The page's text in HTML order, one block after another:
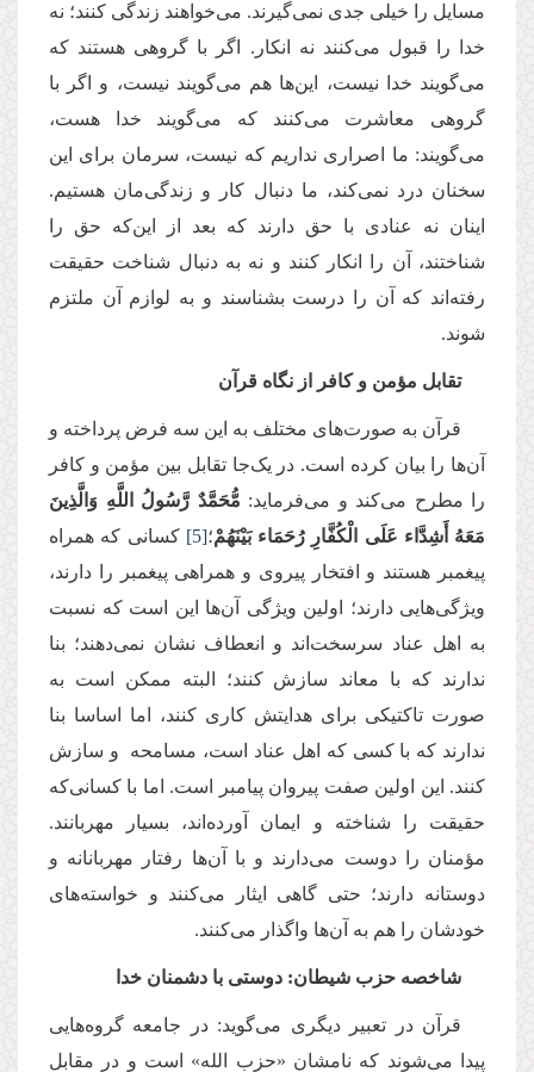
مسایل را خیلی جدی نمی‌گیرند. می‌خواهند زندگی کنند؛ نه
خدا را قبول می‌کنند نه انکار. اگر با گروهی هستند که
می‌گویند خدا نیست، این‌ها هم می‌گویند نیست، و اگر با
گروهی معاشرت می‌کنند که می‌گویند خدا هست،
می‌گویند: ما اصراری نداریم که نیست، سرمان برای این
سخنان درد نمی‌کند، ما دنبال کار و زندگی‌مان هستیم.
اینان نه عنادی با حق دارند که بعد از این‌که حق را
شناختند، آن را انکار کنند و نه به دنبال شناخت حقیقت
رفته‌اند که آن را درست بشناسند و به لوازم آن ملتزم
شوند.
تقابل مؤمن و کافر از نگاه قرآن
قرآن به صورت‌های مختلف به این سه فرض پرداخته و
آن‌‌ها را بیان کرده است. در یک‌جا تقابل بین مؤمن و کافر
را مطرح می‌کند و می‌فرماید: مُّحَمَّدٌ رَّسُولُ اللَّهِ وَالَّذِینَ
مَعَهُ أَشِدَّاء عَلَى الْكُفَّارِ رُحَمَاء بَیْنَهُمْ؛[5] کسانی که همراه
پیغمبر هستند و افتخار پیروی و همراهی پیغمبر را دارند،
ویژگی‌هایی دارند؛ اولین ویژگی آن‌ها این است که نسبت
به اهل عناد سرسخت‌اند و انعطاف نشان نمی‌دهند؛ بنا
ندارند که با معاند سازش کنند؛ البته ممکن است به
صورت تاکتیکی برای هدایتش کاری کنند، اما اساسا بنا
ندارند که با کسی که اهل عناد است، مسامحه و سازش
کنند. این اولین صفت‌ پیروان پیامبر است. اما با کسانی‌که
حقیقت را شناخته و ایمان آورده‌اند، بسیار مهربانند.
مؤمنان را دوست می‌دارند و با آن‌ها رفتار مهربانانه و
دوستانه دارند؛ حتی گاهی ایثار می‌کنند و خواسته‌های
خودشان را هم به آن‌ها واگذار می‌کنند.
شاخصه حزب شیطان: دوستی با دشمنان خدا
قرآن در تعبیر دیگری می‌گوید: در جامعه گروه‌هایی
پیدا می‌شوند که نامشان «حزب‌ الله» است و در مقابل